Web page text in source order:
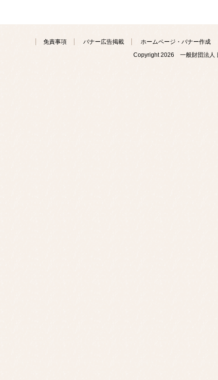
免責事項 バナー広告掲載
ホームページ・バナー作成
Copyright2026 一般財団法人